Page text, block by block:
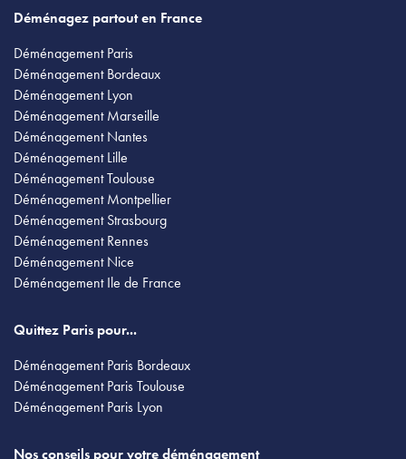
Déménagez partout en France
Déménagement Paris
Déménagement Bordeaux
Déménagement Lyon
Déménagement Marseille
Déménagement Nantes
Déménagement Lille
Déménagement Toulouse
Déménagement Montpellier
Déménagement Strasbourg
Déménagement Rennes
Déménagement Nice
Déménagement Ile de France
Quittez Paris pour...
Déménagement Paris Bordeaux
Déménagement Paris Toulouse
Déménagement Paris Lyon
Nos conseils pour votre déménagement